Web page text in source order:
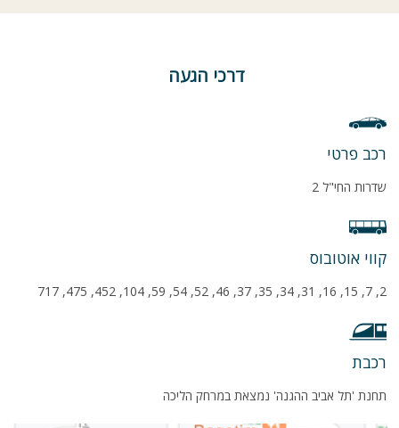
דרכי הגעה
רכב פרטי
שדרות החי"ל 2
קווי אוטובוס
2, 7, 15, 16, 31, 34, 35, 37, 46, 52, 54, 59, 104, 452, 475, 717
רכבת
תחנת 'תל אביב ההגנה' נמצאת במרחק הליכה